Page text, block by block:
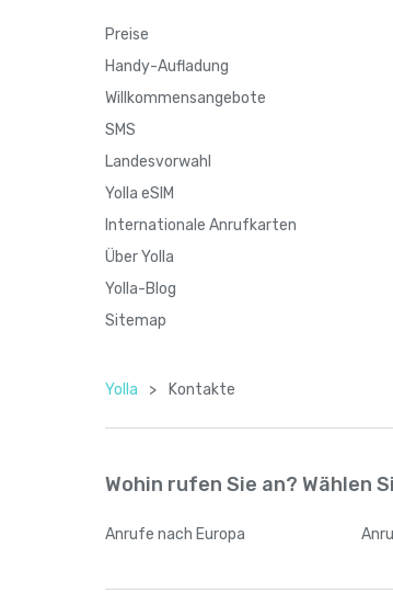
Preise
Handy-Aufladung
Willkommensangebote
SMS
Landesvorwahl
Yolla eSIM
Internationale Anrufkarten
Über Yolla
Yolla-Blog
Sitemap
Yolla > Kontakte
Wohin rufen Sie an? Wählen
Anrufe nach Europa